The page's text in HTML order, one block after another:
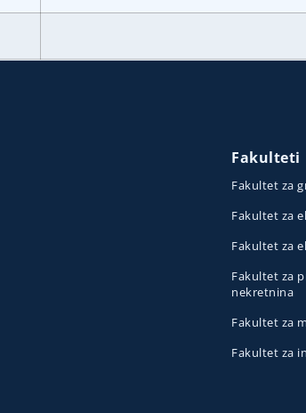
Fakulteti
Fakultet za
Fakultet za
Fakultet za
Fakultet za
nekretnina
Fakultet za
Fakultet za